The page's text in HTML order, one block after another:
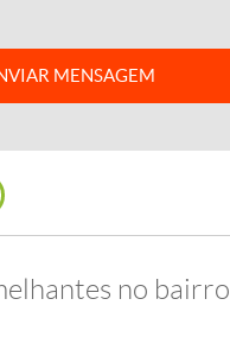
MENSAGEM
no bairro